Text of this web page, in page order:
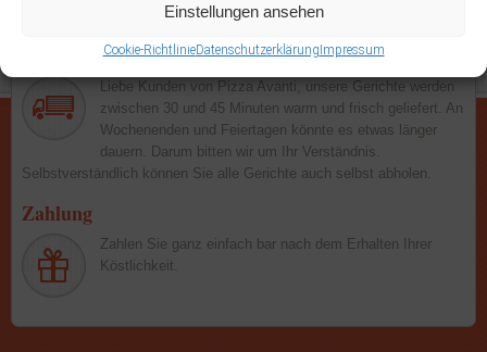
Einstellungen ansehen
Cookie-RichtlinieDatenschutzerklärungImpressum
Lieferung
Liebe Kunden von Pizza Avanti, unsere Gerichte werden
zwischen 30 und 45 Minuten warm und frisch geliefert. An
Wochenenden und Feiertagen könnte es etwas länger
dauern. Darum bitten wir um Ihr Verständnis.
Selbstverständlich können Sie alle Gerichte auch selbst abholen.
Zahlung
Zahlen Sie ganz einfach bar nach dem Erhalten Ihrer
Köstlichkeit.